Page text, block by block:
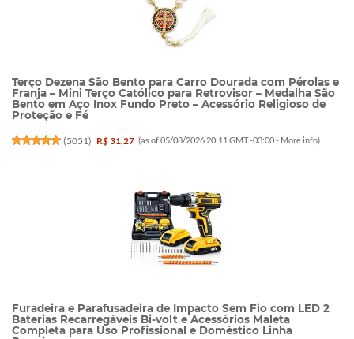
Terço Dezena São Bento para Carro Dourada com Pérolas e
Franja – Mini Terço Católico para Retrovisor – Medalha São
Bento em Aço Inox Fundo Preto – Acessório Religioso de
Proteção e Fé
(5051) R$ 31,27 (as of 05/08/2026 20:11 GMT -03:00 - More info)
Furadeira e Parafusadeira de Impacto Sem Fio com LED 2
Baterias Recarregáveis Bi-volt e Acessórios Maleta
Completa para Uso Profissional e Doméstico Linha